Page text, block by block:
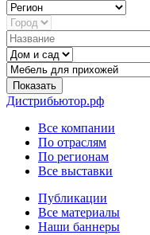
Показать
Дистрибьютор.рф
Все компании
По отраслям
По регионам
Все выставки
Публикации
Все материалы
Наши баннеры